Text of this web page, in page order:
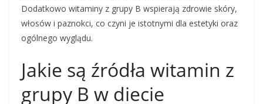
Dodatkowo witaminy z grupy B wspierają zdrowie skóry,
włosów i paznokci, co czyni je istotnymi dla estetyki oraz
ogólnego wyglądu.
Jakie są źródła witamin z
grupy B w diecie